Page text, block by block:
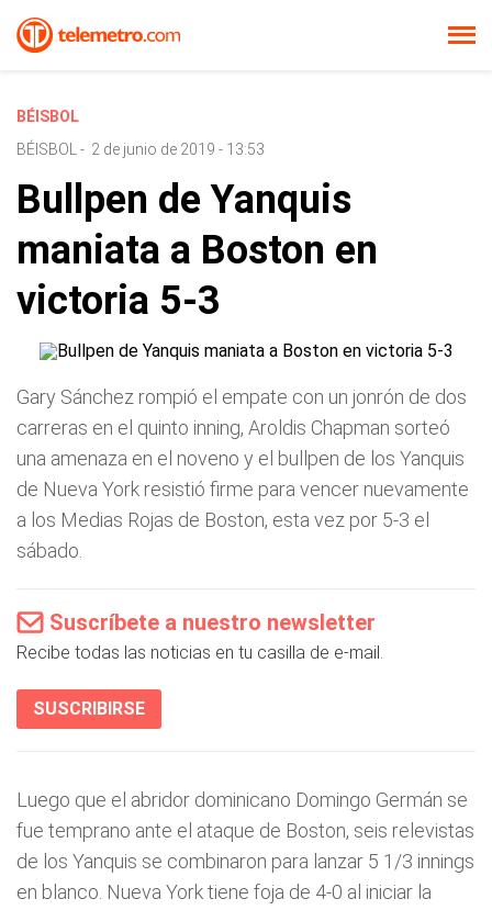
BÉISBOL
BÉISBOL
- 2 de junio de 2019 - 13:53
Bullpen de Yanquis
maniata a Boston en
victoria 5-3
Gary Sánchez rompió el empate con un jonrón de dos
carreras en el quinto inning, Aroldis Chapman sorteó
una amenaza en el noveno y el bullpen de los Yanquis
de Nueva York resistió firme para vencer nuevamente
a los Medias Rojas de Boston, esta vez por 5-3 el
sábado.
Suscríbete a nuestro newsletter
Recibe todas las noticias en tu casilla de e-mail.
SUSCRIBIRSE
Luego que el abridor dominicano Domingo Germán se
fue temprano ante el ataque de Boston, seis relevistas
de los Yanquis se combinaron para lanzar 5 1/3 innings
en blanco. Nueva York tiene foja de 4-0 al iniciar la